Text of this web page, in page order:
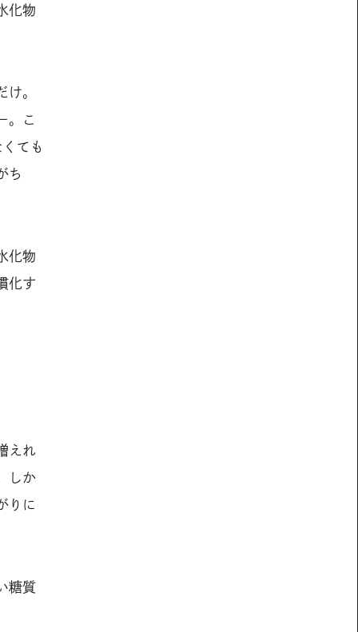
化物
。
。こ
ても
ち
化物
化す
えれ
しか
りに
糖質